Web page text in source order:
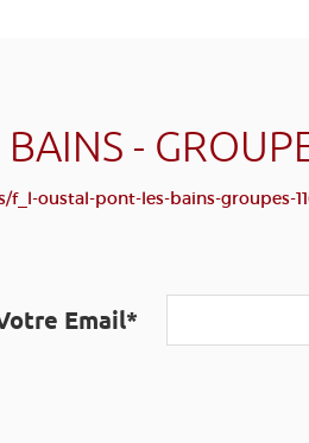
-
oustal-pont-les-bains-groupes-
Email*